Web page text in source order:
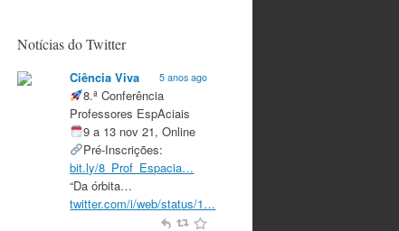
Notícias do Twitter
Ciência Viva 5 anos ago
8.ª Conferência
Professores EspAciais
9 a 13 nov 21, Online
Pré-Inscrições:
bit.ly/8_Prof_Espacia…
“Da órbita…
twitter.com/i/web/status/1…